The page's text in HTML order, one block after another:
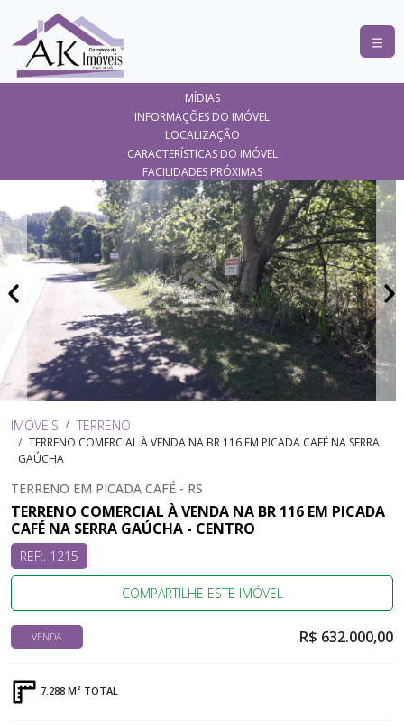
COMPRAR
LANÇAMENTOS
ANUNCIE
SEU
IMÓVEL
CONTATO
MÍDIAS
INFORMAÇÕES DO IMÓVEL
LOCALIZAÇÃO
CARACTERÍSTICAS DO IMÓVEL
FACILIDADES PRÓXIMAS
IMÓVEIS TERRENO
TERRENO COMERCIAL À VENDA NA BR 116 EM PICADA CAFÉ NA SERRA
GAÚCHA
TERRENO EM PICADA CAFÉ - RS
TERRENO COMERCIAL À VENDA NA BR 116 EM PICADA
CAFÉ NA SERRA GAÚCHA - CENTRO
REF:. 1215
COMPARTILHE ESTE IMÓVEL
VENDA R$ 632.000,00
7.288 M² TOTAL